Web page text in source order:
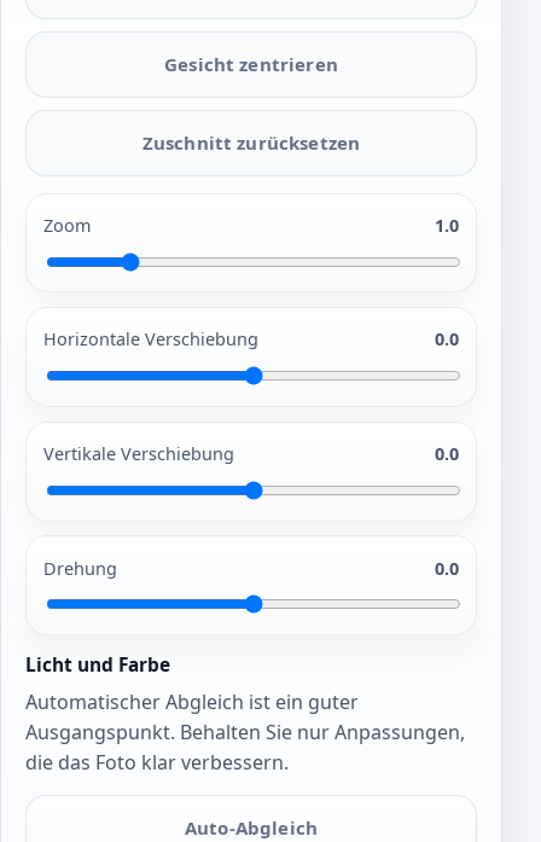
Gesicht zentrieren
Zuschnitt zurücksetzen
Zoom 1.0
Horizontale Verschiebung 0.0
Vertikale Verschiebung 0.0
Drehung 0.0
Licht und Farbe
Automatischer Abgleich ist ein guter
Ausgangspunkt. Behalten Sie nur Anpassungen,
die das Foto klar verbessern.
Auto-Abgleich